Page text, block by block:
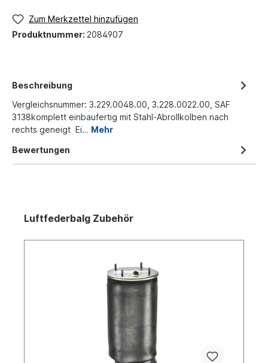
Zum Merkzettel hinzufügen
Produktnummer: 2084907
Beschreibung
Vergleichsnummer: 3.229.0048.00, 3.228.0022.00, SAF
3138komplett einbaufertig mit Stahl-Abrollkolben nach
rechts geneigt Ei… Mehr
Bewertungen
Luftfederbalg Zubehör